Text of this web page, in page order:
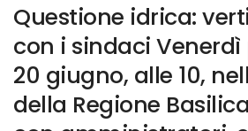
Questione idrica:
con i sindaci Venerdì
20 giugno, alle 10,
della Regione